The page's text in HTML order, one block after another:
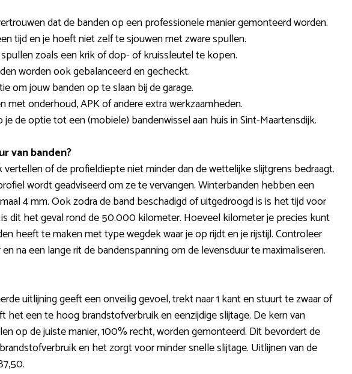
dat de banden op een professionele manier gemonteerd worden.
tijd en je hoeft niet zelf te sjouwen met zware spullen.
zoals een krik of dop- of kruissleutel te kopen.
worden ook gebalanceerd en gecheckt.
om jouw banden op te slaan bij de garage.
met onderhoud, APK of andere extra werkzaamheden.
je de optie tot een (mobiele) bandenwissel aan huis in Sint-Maartensdijk.
van banden?
vertellen of de profieldiepte niet minder dan de wettelijke slijtgrens bedraagt.
wordt geadviseerd om ze te vervangen. Winterbanden hebben een
4 mm. Ook zodra de band beschadigd of uitgedroogd is is het tijd voor
dit het geval rond de 50.000 kilometer. Hoeveel kilometer je precies kunt
heeft te maken met type wegdek waar je op rijdt en je rijstijl. Controleer
na een lange rit de bandenspanning om de levensduur te maximaliseren.
uitlijning geeft een onveilig gevoel, trekt naar 1 kant en stuurt te zwaar of
het een te hoog brandstofverbruik en eenzijdige slijtage. De kern van
op de juiste manier, 100% recht, worden gemonteerd. Dit bevordert de
en het zorgt voor minder snelle slijtage. Uitlijnen van de